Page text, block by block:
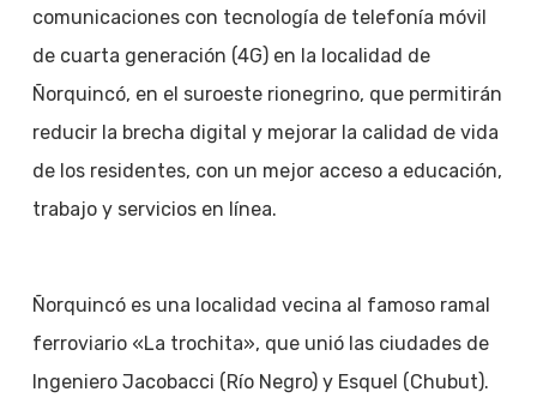
comunicaciones con tecnología de telefonía móvil
de cuarta generación (4G) en la localidad de
Ñorquincó, en el suroeste rionegrino, que permitirán
reducir la brecha digital y mejorar la calidad de vida
de los residentes, con un mejor acceso a educación,
trabajo y servicios en línea.
Ñorquincó es una localidad vecina al famoso ramal
ferroviario «La trochita», que unió las ciudades de
Ingeniero Jacobacci (Río Negro) y Esquel (Chubut).